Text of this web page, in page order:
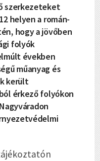
szerkezeteket
helyen a román-
hogy a jövőben
folyók
években
műanyag és
került
érkező folyókon